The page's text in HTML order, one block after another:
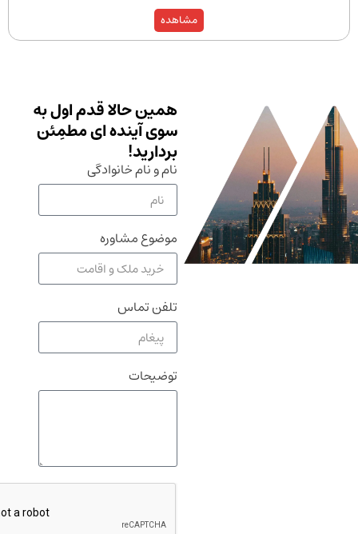
همین حالا قدم اول به
سوی آینده ای مطمِئن
بردارید!
نام و نام خانوادگی
موضوع مشاوره